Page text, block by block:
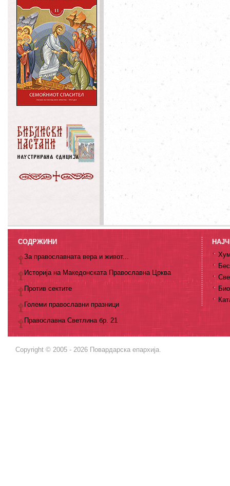
СОДРЖИНИ
За православната вера и живот...
Историја на Македонската Православна Црква
Против сектите
Големи православни празници
Православна Светлина бр. 21
Copyright © 2005 - 2026 Повардарска епархија.